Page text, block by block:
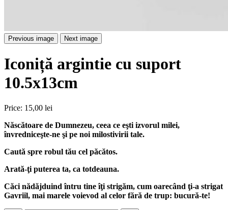
Previous image Next image
Iconiță argintie cu suport
10.5x13cm
Price: 15,00 lei
Născătoare de Dumnezeu, ceea ce eşti izvorul milei,
învredniceşte-ne şi pe noi milostivirii tale.
Caută spre robul tău cel păcătos.
Arată-ţi puterea ta, ca totdeauna.
Căci nădăjduind întru tine îţi strigăm, cum oarecând ţi-a strigat
Gavriil, mai marele voievod al celor fără de trup: bucură-te!